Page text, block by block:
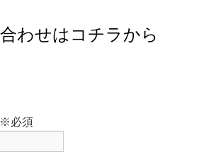
わせはコチラから
※必須